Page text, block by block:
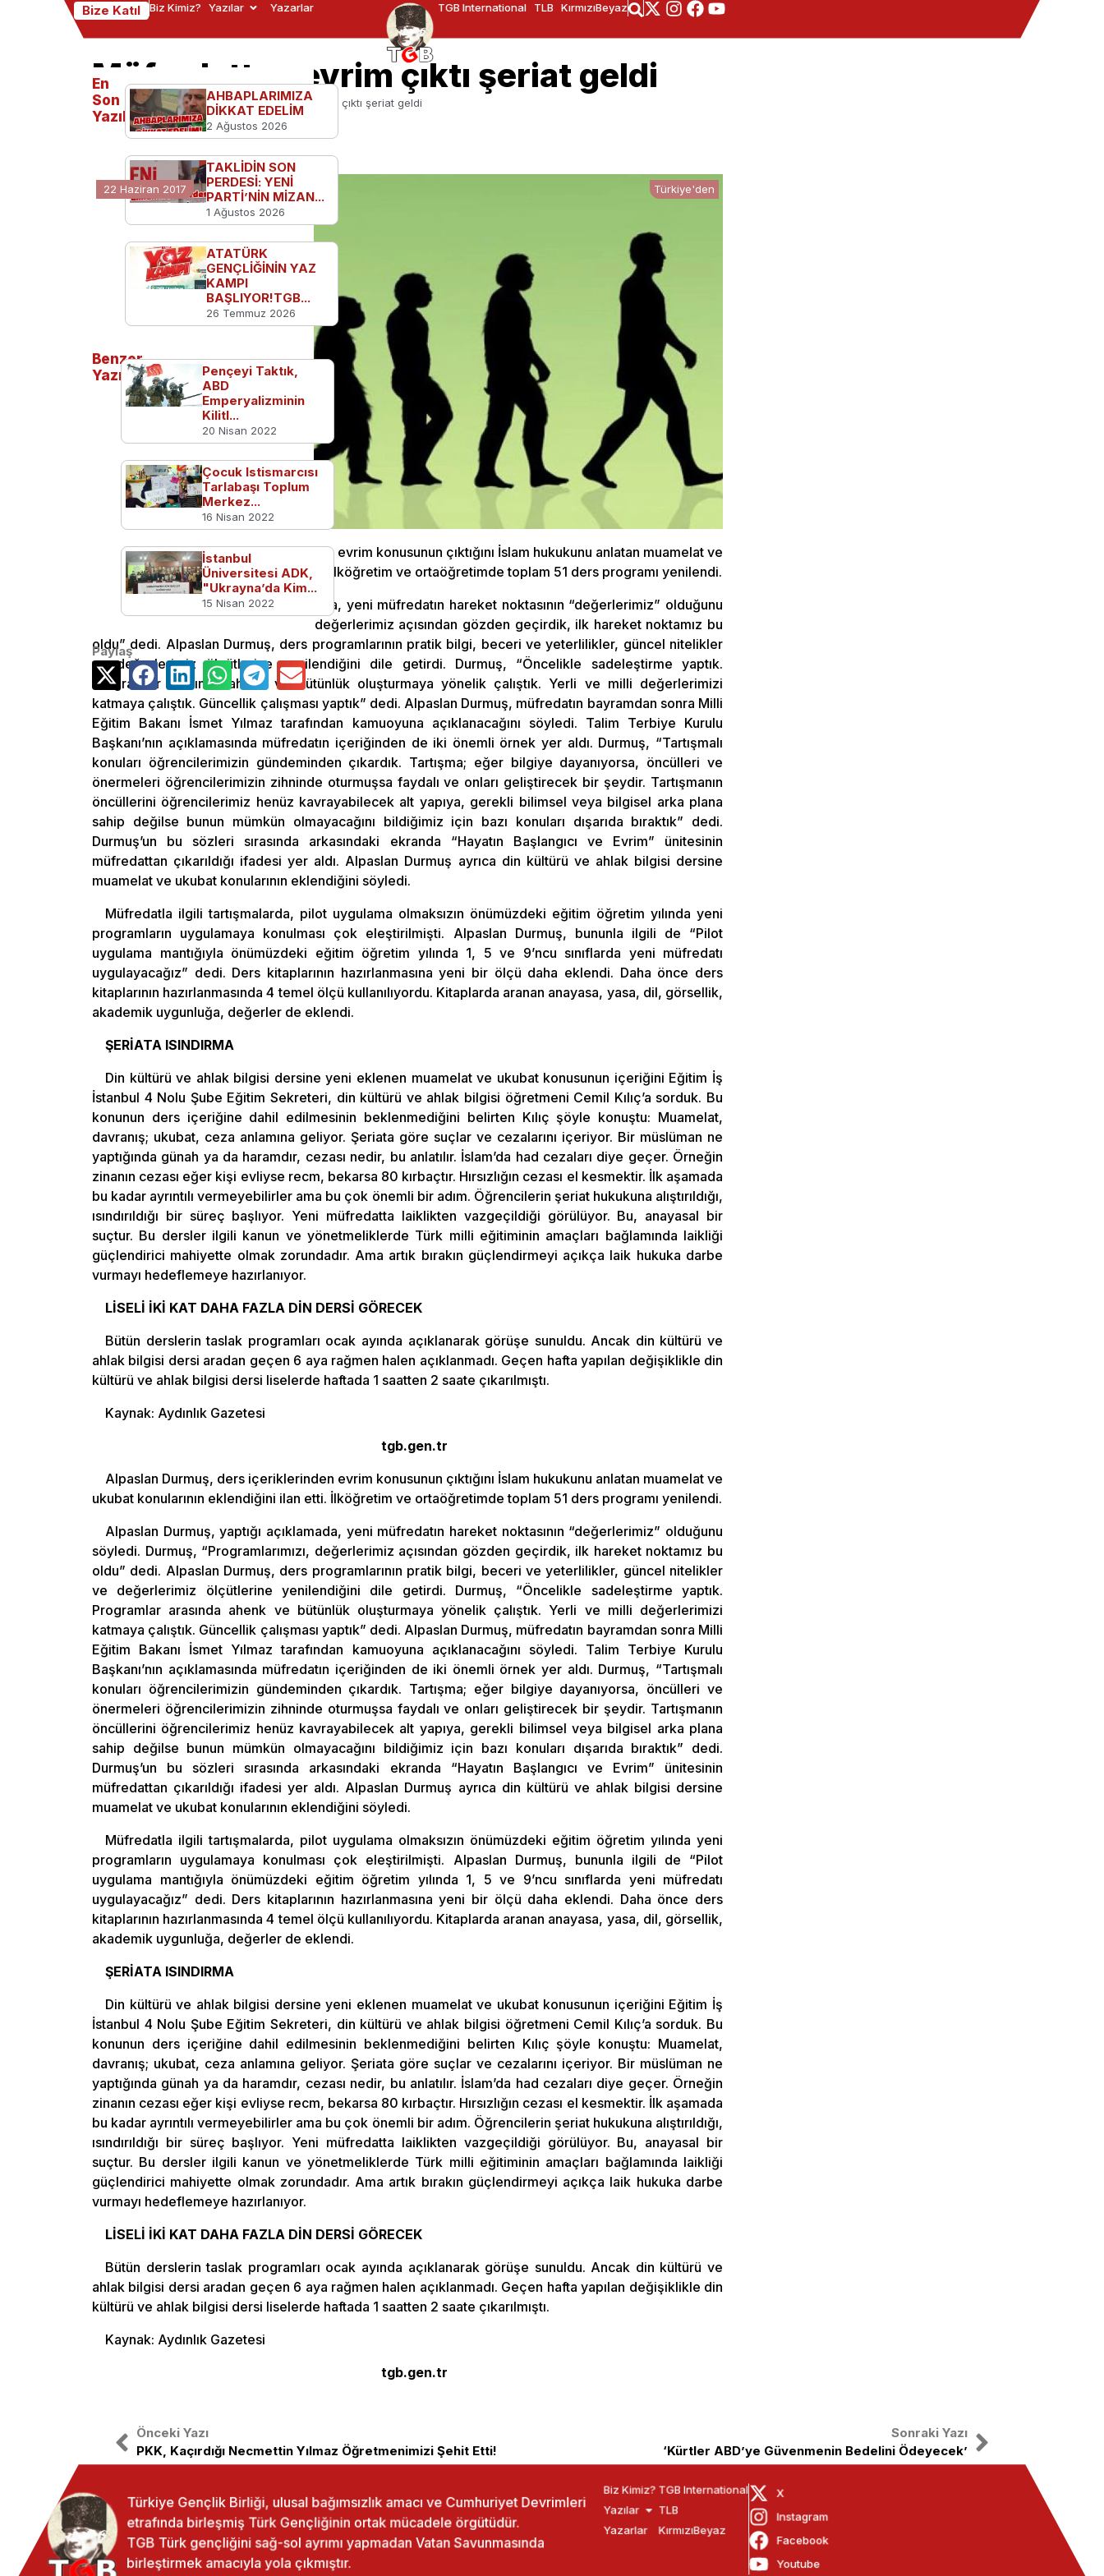
Bize Katıl Biz Kimiz? Yazılar Yazarlar TGB International TLB KırmızıBeyaz
Müfredattan evrim çıktı şeriat geldi
Ana Sayfa Türkiye'den Müfredattan evrim çıktı şeriat geldi
22 Haziran 2017 Türkiye'den
Alpaslan Durmuş, ders içeriklerinden evrim konusunun çıktığını İslam hukukunu anlatan muamelat ve
ukubat konularının eklendiğini ilan etti. İlköğretim ve ortaöğretimde toplam 51 ders programı yenilendi.
Alpaslan Durmuş, yaptığı açıklamada, yeni müfredatın hareket noktasının “değerlerimiz” olduğunu
söyledi. Durmuş, “Programlarımızı, değerlerimiz açısından gözden geçirdik, ilk hareket noktamız bu
oldu” dedi. Alpaslan Durmuş, ders programlarının pratik bilgi, beceri ve yeterlilikler, güncel nitelikler
ve değerlerimiz ölçütlerine yenilendiğini dile getirdi. Durmuş, “Öncelikle sadeleştirme yaptık.
Programlar arasında ahenk ve bütünlük oluşturmaya yönelik çalıştık. Yerli ve milli değerlerimizi
katmaya çalıştık. Güncellik çalışması yaptık” dedi. Alpaslan Durmuş, müfredatın bayramdan sonra Milli
Eğitim Bakanı İsmet Yılmaz tarafından kamuoyuna açıklanacağını söyledi. Talim Terbiye Kurulu
Başkanı’nın açıklamasında müfredatın içeriğinden de iki önemli örnek yer aldı. Durmuş, “Tartışmalı
konuları öğrencilerimizin gündeminden çıkardık. Tartışma; eğer bilgiye dayanıyorsa, öncülleri ve
önermeleri öğrencilerimizin zihninde oturmuşsa faydalı ve onları geliştirecek bir şeydir. Tartışmanın
öncüllerini öğrencilerimiz henüz kavrayabilecek alt yapıya, gerekli bilimsel veya bilgisel arka plana
sahip değilse bunun mümkün olmayacağını bildiğimiz için bazı konuları dışarıda bıraktık” dedi.
Durmuş’un bu sözleri sırasında arkasındaki ekranda “Hayatın Başlangıcı ve Evrim” ünitesinin
müfredattan çıkarıldığı ifadesi yer aldı. Alpaslan Durmuş ayrıca din kültürü ve ahlak bilgisi dersine
muamelat ve ukubat konularının eklendiğini söyledi.
Müfredatla ilgili tartışmalarda, pilot uygulama olmaksızın önümüzdeki eğitim öğretim yılında yeni
programların uygulamaya konulması çok eleştirilmişti. Alpaslan Durmuş, bununla ilgili de “Pilot
uygulama mantığıyla önümüzdeki eğitim öğretim yılında 1, 5 ve 9’ncu sınıflarda yeni müfredatı
uygulayacağız” dedi. Ders kitaplarının hazırlanmasına yeni bir ölçü daha eklendi. Daha önce ders
kitaplarının hazırlanmasında 4 temel ölçü kullanılıyordu. Kitaplarda aranan anayasa, yasa, dil, görsellik,
akademik uygunluğa, değerler de eklendi.
ŞERİATA ISINDIRMA
Din kültürü ve ahlak bilgisi dersine yeni eklenen muamelat ve ukubat konusunun içeriğini Eğitim İş
İstanbul 4 Nolu Şube Eğitim Sekreteri, din kültürü ve ahlak bilgisi öğretmeni Cemil Kılıç’a sorduk. Bu
konunun ders içeriğine dahil edilmesinin beklenmediğini belirten Kılıç şöyle konuştu: Muamelat,
davranış; ukubat, ceza anlamına geliyor. Şeriata göre suçlar ve cezalarını içeriyor. Bir müslüman ne
yaptığında günah ya da haramdır, cezası nedir, bu anlatılır. İslam’da had cezaları diye geçer. Örneğin
zinanın cezası eğer kişi evliyse recm, bekarsa 80 kırbaçtır. Hırsızlığın cezası el kesmektir. İlk aşamada
bu kadar ayrıntılı vermeyebilirler ama bu çok önemli bir adım. Öğrencilerin şeriat hukukuna alıştırıldığı,
ısındırıldığı bir süreç başlıyor. Yeni müfredatta laiklikten vazgeçildiği görülüyor. Bu, anayasal bir
suçtur. Bu dersler ilgili kanun ve yönetmeliklerde Türk milli eğitiminin amaçları bağlamında laikliği
güçlendirici mahiyette olmak zorundadır. Ama artık bırakın güçlendirmeyi açıkça laik hukuka darbe
vurmayı hedeflemeye hazırlanıyor.
LİSELİ İKİ KAT DAHA FAZLA DİN DERSİ GÖRECEK
Bütün derslerin taslak programları ocak ayında açıklanarak görüşe sunuldu. Ancak din kültürü ve
ahlak bilgisi dersi aradan geçen 6 aya rağmen halen açıklanmadı. Geçen hafta yapılan değişiklikle din
kültürü ve ahlak bilgisi dersi liselerde haftada 1 saatten 2 saate çıkarılmıştı.
Kaynak: Aydınlık Gazetesi
tgb.gen.tr
Alpaslan Durmuş, ders içeriklerinden evrim konusunun çıktığını İslam hukukunu anlatan muamelat ve
ukubat konularının eklendiğini ilan etti. İlköğretim ve ortaöğretimde toplam 51 ders programı yenilendi.
Alpaslan Durmuş, yaptığı açıklamada, yeni müfredatın hareket noktasının “değerlerimiz” olduğunu
söyledi. Durmuş, “Programlarımızı, değerlerimiz açısından gözden geçirdik, ilk hareket noktamız bu
oldu” dedi. Alpaslan Durmuş, ders programlarının pratik bilgi, beceri ve yeterlilikler, güncel nitelikler
ve değerlerimiz ölçütlerine yenilendiğini dile getirdi. Durmuş, “Öncelikle sadeleştirme yaptık.
Programlar arasında ahenk ve bütünlük oluşturmaya yönelik çalıştık. Yerli ve milli değerlerimizi
katmaya çalıştık. Güncellik çalışması yaptık” dedi. Alpaslan Durmuş, müfredatın bayramdan sonra Milli
Eğitim Bakanı İsmet Yılmaz tarafından kamuoyuna açıklanacağını söyledi. Talim Terbiye Kurulu
Başkanı’nın açıklamasında müfredatın içeriğinden de iki önemli örnek yer aldı. Durmuş, “Tartışmalı
konuları öğrencilerimizin gündeminden çıkardık. Tartışma; eğer bilgiye dayanıyorsa, öncülleri ve
önermeleri öğrencilerimizin zihninde oturmuşsa faydalı ve onları geliştirecek bir şeydir. Tartışmanın
öncüllerini öğrencilerimiz henüz kavrayabilecek alt yapıya, gerekli bilimsel veya bilgisel arka plana
sahip değilse bunun mümkün olmayacağını bildiğimiz için bazı konuları dışarıda bıraktık” dedi.
Durmuş’un bu sözleri sırasında arkasındaki ekranda “Hayatın Başlangıcı ve Evrim” ünitesinin
müfredattan çıkarıldığı ifadesi yer aldı. Alpaslan Durmuş ayrıca din kültürü ve ahlak bilgisi dersine
muamelat ve ukubat konularının eklendiğini söyledi.
Müfredatla ilgili tartışmalarda, pilot uygulama olmaksızın önümüzdeki eğitim öğretim yılında yeni
programların uygulamaya konulması çok eleştirilmişti. Alpaslan Durmuş, bununla ilgili de “Pilot
uygulama mantığıyla önümüzdeki eğitim öğretim yılında 1, 5 ve 9’ncu sınıflarda yeni müfredatı
uygulayacağız” dedi. Ders kitaplarının hazırlanmasına yeni bir ölçü daha eklendi. Daha önce ders
kitaplarının hazırlanmasında 4 temel ölçü kullanılıyordu. Kitaplarda aranan anayasa, yasa, dil, görsellik,
akademik uygunluğa, değerler de eklendi.
ŞERİATA ISINDIRMA
Din kültürü ve ahlak bilgisi dersine yeni eklenen muamelat ve ukubat konusunun içeriğini Eğitim İş
İstanbul 4 Nolu Şube Eğitim Sekreteri, din kültürü ve ahlak bilgisi öğretmeni Cemil Kılıç’a sorduk. Bu
konunun ders içeriğine dahil edilmesinin beklenmediğini belirten Kılıç şöyle konuştu: Muamelat,
davranış; ukubat, ceza anlamına geliyor. Şeriata göre suçlar ve cezalarını içeriyor. Bir müslüman ne
yaptığında günah ya da haramdır, cezası nedir, bu anlatılır. İslam’da had cezaları diye geçer. Örneğin
zinanın cezası eğer kişi evliyse recm, bekarsa 80 kırbaçtır. Hırsızlığın cezası el kesmektir. İlk aşamada
bu kadar ayrıntılı vermeyebilirler ama bu çok önemli bir adım. Öğrencilerin şeriat hukukuna alıştırıldığı,
ısındırıldığı bir süreç başlıyor. Yeni müfredatta laiklikten vazgeçildiği görülüyor. Bu, anayasal bir
suçtur. Bu dersler ilgili kanun ve yönetmeliklerde Türk milli eğitiminin amaçları bağlamında laikliği
güçlendirici mahiyette olmak zorundadır. Ama artık bırakın güçlendirmeyi açıkça laik hukuka darbe
vurmayı hedeflemeye hazırlanıyor.
LİSELİ İKİ KAT DAHA FAZLA DİN DERSİ GÖRECEK
Bütün derslerin taslak programları ocak ayında açıklanarak görüşe sunuldu. Ancak din kültürü ve
ahlak bilgisi dersi aradan geçen 6 aya rağmen halen açıklanmadı. Geçen hafta yapılan değişiklikle din
kültürü ve ahlak bilgisi dersi liselerde haftada 1 saatten 2 saate çıkarılmıştı.
Kaynak: Aydınlık Gazetesi
tgb.gen.tr
En
Son
Yazılanlar
AHBAPLARIMIZA
DİKKAT EDELİM
2 Ağustos 2026
TAKLİDİN SON
PERDESİ: YENİ
PARTİ’NİN MİZAN...
1 Ağustos 2026
ATATÜRK
GENÇLİĞİNİN YAZ
KAMPI
BAŞLIYOR!TGB...
26 Temmuz 2026
Benzer
Yazılar
Pençeyi Taktık,
ABD
Emperyalizminin
Kilitl...
20 Nisan 2022
Çocuk Istismarcısı
Tarlabaşı Toplum
Merkez...
16 Nisan 2022
İstanbul
Üniversitesi ADK,
"Ukrayna’da Kim...
15 Nisan 2022
Paylaş
Önceki Yazı
PKK, Kaçırdığı Necmettin Yılmaz Öğretmenimizi Şehit Etti!
Sonraki Yazı
‘Kürtler ABD’ye Güvenmenin Bedelini Ödeyecek’
Türkiye Gençlik Birliği, ulusal bağımsızlık amacı ve Cumhuriyet Devrimleri
etrafında birleşmiş Türk Gençliğinin ortak mücadele örgütüdür.
TGB Türk gençliğini sağ-sol ayrımı yapmadan Vatan Savunmasında
birleştirmek amacıyla yola çıkmıştır.
Biz Kimiz?
Yazılar
Yazarlar
TGB International
TLB
KırmızıBeyaz
X
Instagram
Facebook
Youtube